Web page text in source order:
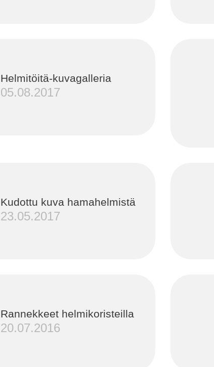
Helmitöitä-kuvagalleria
05.08.2017
Kudottu kuva hamahelmistä
23.05.2017
Rannekkeet helmikoristeilla
20.07.2016